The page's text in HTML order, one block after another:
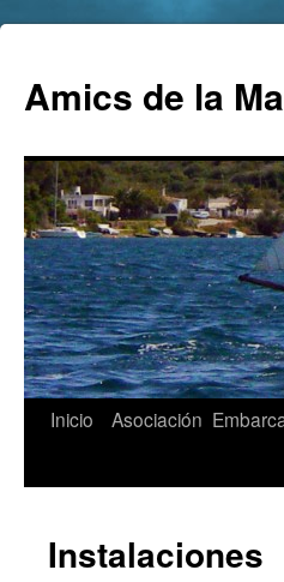
Amics de la
Inicio Asociación
Instalaciones